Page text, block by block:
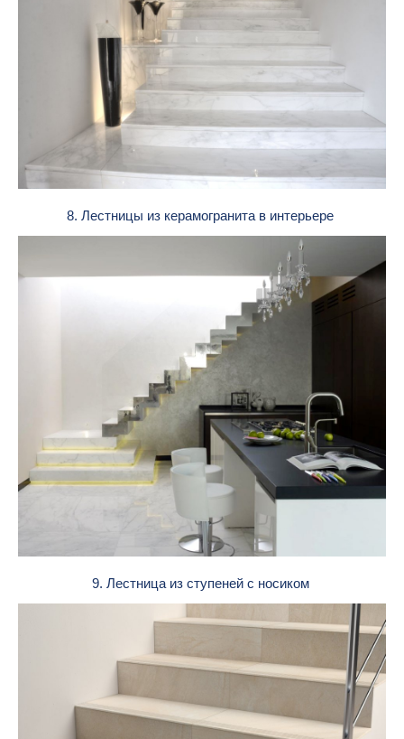
8. Лестницы из керамогранита в интерьере
9. Лестница из ступеней с носиком